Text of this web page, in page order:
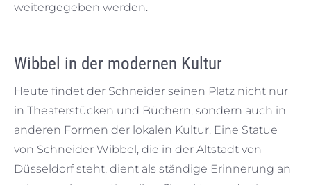
weitergegeben werden.
Wibbel in der modernen Kultur
Heute findet der Schneider seinen Platz nicht nur
in Theaterstücken und Büchern, sondern auch in
anderen Formen der lokalen Kultur. Eine Statue
von Schneider Wibbel, die in der Altstadt von
Düsseldorf steht, dient als ständige Erinnerung an